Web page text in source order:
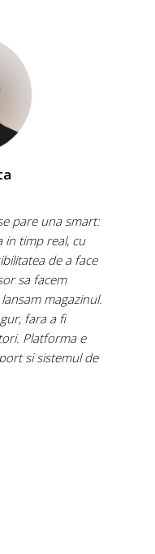
pare una smart:
in timp real, cu
de a face
sa facem
magazinul.
fara a fi
Platforma e
si sistemul de